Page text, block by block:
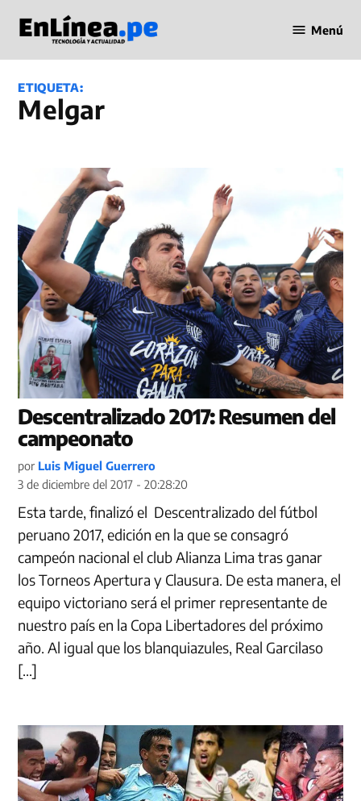
contenido
en Línea
Menú
ETIQUETA:
Melgar
Descentralizado 2017: Resumen del
campeonato
por Luis Miguel Guerrero
3 de diciembre del 2017 - 20:28:20
Esta tarde, finalizó el Descentralizado del fútbol
peruano 2017, edición en la que se consagró
campeón nacional el club Alianza Lima tras ganar
los Torneos Apertura y Clausura. De esta manera, el
equipo victoriano será el primer representante de
nuestro país en la Copa Libertadores del próximo
año. Al igual que los blanquiazules, Real Garcilaso
[…]